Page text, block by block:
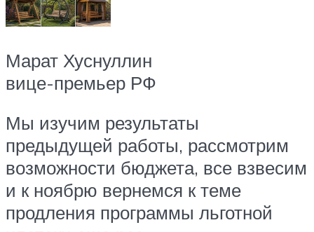
Марат Хуснуллин
вице-премьер РФ
Мы изучим результаты
предыдущей работы, рассмотрим
возможности бюджета, все взвесим
и к ноябрю вернемся к теме
продления программы льготной